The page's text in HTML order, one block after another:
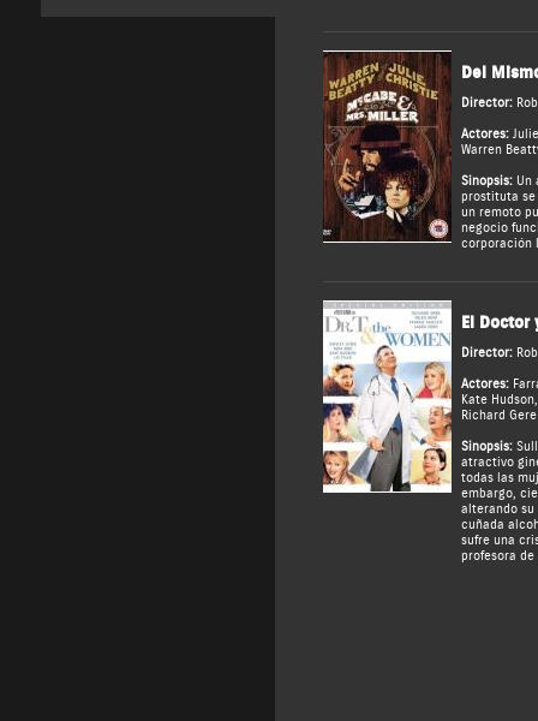
Del
Director:
Actores:
Warren
Sinopsis:Un
prostituta se
un remoto
negocio
corporación
El Doctor
Director:
Actores:
Kate Hudson
Richard Gere
Sinopsis:
atractivo
todas las
embargo,
alterando su
cuñada
sufre una
profesora